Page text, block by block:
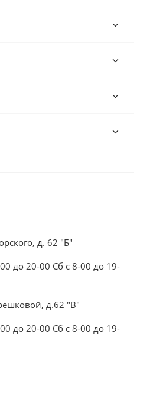
д. 62 "Б"
до 20-00 Сб с 8-00 до 19-
д.62 "В"
до 20-00 Сб с 8-00 до 19-